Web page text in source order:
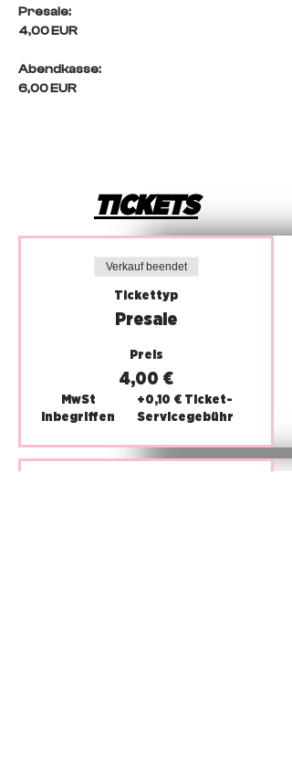
Presale:
4,00 EUR
Abendkasse:
6,00 EUR
TICKETS
Verkauf beendet
Tickettyp
Presale
Preis
4,00 €
MwSt
inbegriffen
+0,10 € Ticket-
Servicegebühr